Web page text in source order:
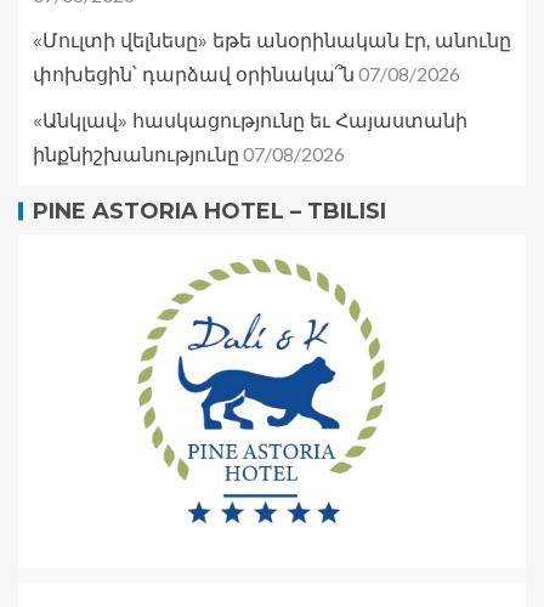
«Մուլտի վելնեսը» եթե անօրինական էր, անունը
փոխեցին՝ դարձավ օրինակա՞ն 07/08/2026
«Անկլավ» հասկացությունը եւ Հայաստանի
ինքնիշխանությունը 07/08/2026
PINE ASTORIA HOTEL – TBILISI